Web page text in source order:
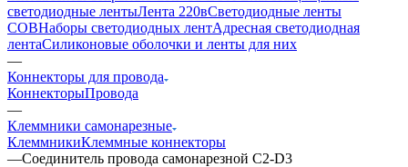
светодиодные лентыЛента 220вСветодиодные ленты
COBНаборы светодиодных лентАдресная светодиодная
лентаСиликоновые оболочки и ленты для них
—
Коннекторы для провода
КоннекторыПровода
—
Клеммники самонарезные
КлеммникиКлеммные коннекторы
—Соединитель провода самонарезной С2-D3